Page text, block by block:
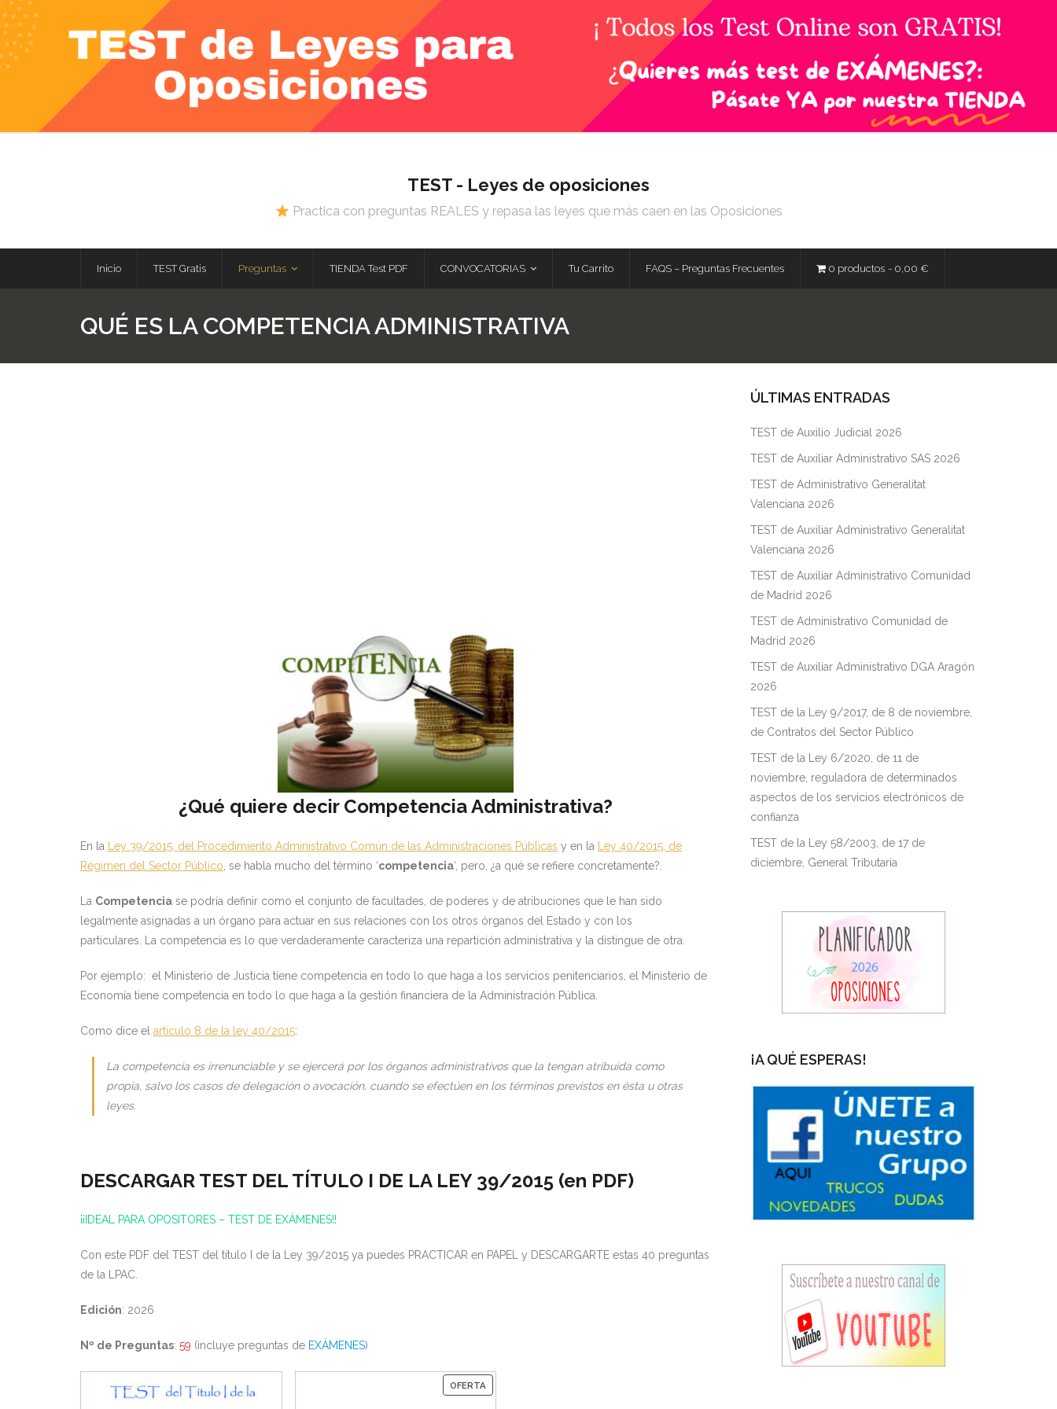
Skip
to
content
TEST - Leyes de oposiciones
Practica con preguntas REALES y repasa las leyes que más caen en las Oposiciones
Inicio TEST Gratis Preguntas TIENDA Test PDF CONVOCATORIAS Tu Carrito FAQS – Preguntas Frecuentes 0 productos 0,00 €
QUÉ ES LA COMPETENCIA ADMINISTRATIVA
¿Qué quiere decir Competencia Administrativa?
En la Ley 39/2015, del Procedimiento Administrativo Común de las Administraciones Públicas y en la Ley 40/2015, de
Régimen del Sector Público , se habla mucho del término ‘competencia‘, pero, ¿a qué se refiere concretamente?.
La Competencia se podría definir como el conjunto de facultades, de poderes y de atribuciones que le han sido
legalmente asignadas a un órgano para actuar en sus relaciones con los otros órganos del Estado y con los
particulares. La competencia es lo que verdaderamente caracteriza una repartición administrativa y la distingue de otra.
Por ejemplo: el Ministerio de Justicia tiene competencia en todo lo que haga a los servicios penitenciarios, el Ministerio de
Economía tiene competencia en todo lo que haga a la gestión financiera de la Administración Pública.
Como dice el artículo 8 de la ley 40/2015:
La competencia es irrenunciable y se ejercerá por los órganos administrativos que la tengan atribuida como
propia, salvo los casos de delegación o avocación, cuando se efectúen en los términos previstos en ésta u otras
leyes.
DESCARGAR TEST DEL TÍTULO I DE LA LEY 39/2015 (en PDF)
¡¡IDEAL PARA OPOSITORES – TEST DE EXÁMENES!!
Con este PDF del TEST del título I de la Ley 39/2015 ya puedes PRACTICAR en PAPEL y DESCARGARTE estas 40 preguntas
de la LPAC.
Edición: 2026
Nº de Preguntas: 59 (incluye preguntas de EXÁMENES)
OFERTA
ÚLTIMAS ENTRADAS
TEST de Auxilio Judicial 2026
TEST de Auxiliar Administrativo SAS 2026
TEST de Administrativo Generalitat
Valenciana 2026
TEST de Auxiliar Administrativo Generalitat
Valenciana 2026
TEST de Auxiliar Administrativo Comunidad
de Madrid 2026
TEST de Administrativo Comunidad de
Madrid 2026
TEST de Auxiliar Administrativo DGA Aragón
2026
TEST de la Ley 9/2017, de 8 de noviembre,
de Contratos del Sector Público
TEST de la Ley 6/2020, de 11 de
noviembre, reguladora de determinados
aspectos de los servicios electrónicos de
confianza
TEST de la Ley 58/2003, de 17 de
diciembre, General Tributaria
¡A QUÉ ESPERAS!